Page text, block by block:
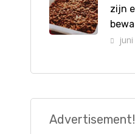
zijn
Advertisement!